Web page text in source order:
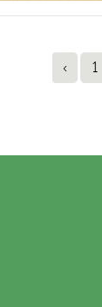
‹ 1